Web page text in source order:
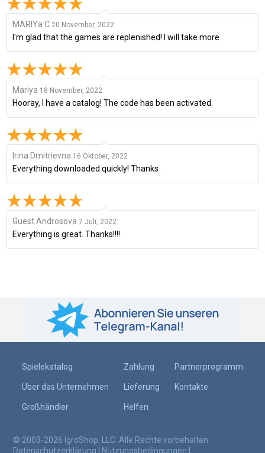
MARIYa C 20 November, 2022
I'm glad that the games are replenished! I will take more
Mariya 18 November, 2022
Hooray, I have a catalog! The code has been activated.
Irina Dmitrievna 16 Oktober, 2022
Everything downloaded quickly! Thanks
Guest Androsova 7 Juli, 2022
Everything is great. Thanks!!!!
Spielekatalog
Über das Unternehmen
Großhändler
Zahlung
Lieferung
Helfen
Partnerprogramm
Kontakte
© 2003-2026 IgroShop, LLC. Alle Rechte vorbehalten.
Datenschutzerklärung | Nutzungsbedingungen |